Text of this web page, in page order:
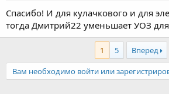
Спасибо! И для кулачкового и для
тогда Дмитрий22 уменьшает УОЗ для
1 5
Вперед
Вам необходимо войти или